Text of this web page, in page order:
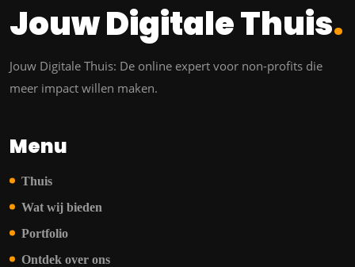
Jouw Digitale Thuis.
Jouw Digitale Thuis: De online expert voor non-profits die
meer impact willen maken.
Menu
Thuis
Wat wij bieden
Portfolio
Ontdek over ons